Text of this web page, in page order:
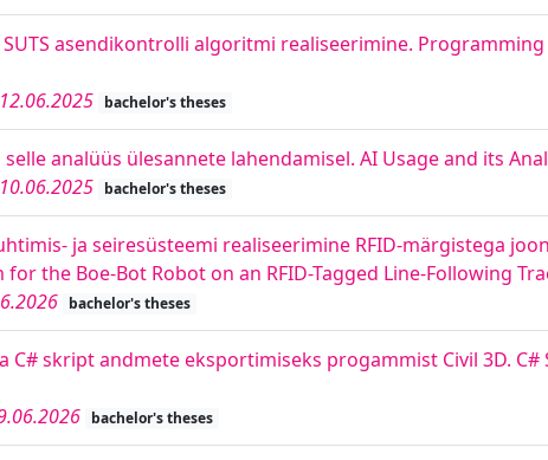
asendikontrolli algoritmi realiseerimine.
12.06.2025 bachelor's theses
analüüs ülesannete lahendamisel. AI Usage and its
10.06.2025 bachelor's theses
ja seiresüsteemi realiseerimine RFID-märgistega
the Boe-Bot Robot on an RFID-Tagged Line-Following
bachelor's theses
C# skript andmete eksportimiseks progammist Civil 3D.
bachelor's theses